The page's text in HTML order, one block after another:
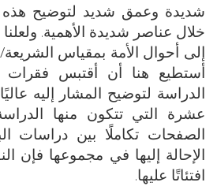
شديدة وعمق شديد لتوضيح هذه
خلال عناصر شديدة الأهمية. ولعلنا
إلى أحوال الأمة بمقياس
أستطيع هنا أن أقتبس
الدراسة لتوضيح المشار إليه
عشرة التي تتكون منها
الصفحات تكاملًا بين دراسات
الإحالة إليها في مجموعها فإن
افتئاتًا عليها.